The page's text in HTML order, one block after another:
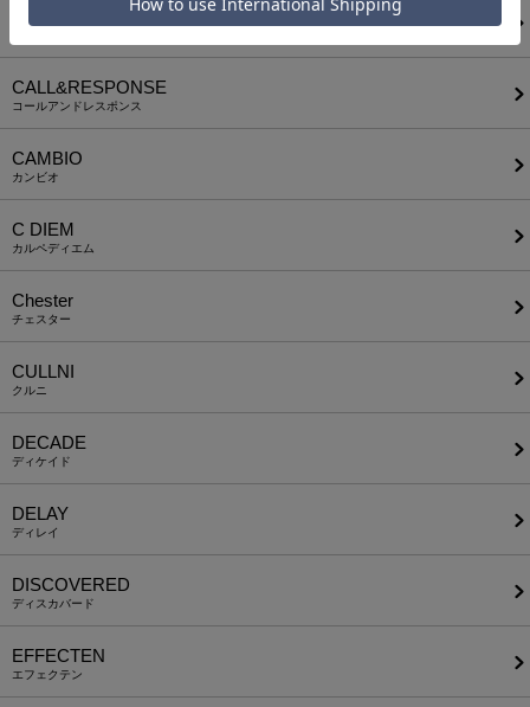
CALL&RESPONSE
コールアンドレスポンス
CAMBIO
カンビオ
C DIEM
カルペディエム
Chester
チェスター
CULLNI
クルニ
DECADE
ディケイド
DELAY
ディレイ
DISCOVERED
ディスカバード
EFFECTEN
エフェクテン